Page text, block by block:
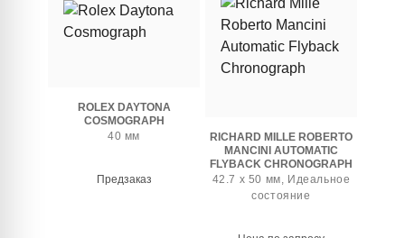
ROLEX DAYTONA
COSMOGRAPH
40 мм
Предзаказ
RICHARD MILLE ROBERTO
MANCINI AUTOMATIC
FLYBACK CHRONOGRAPH
42.7 x 50 мм, Идеальное
состояние